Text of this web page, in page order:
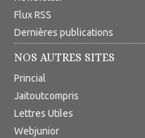
Flux RSS
Dernières publications
NOS AUTRES SITES
Princial
Jaitoutcompris
Lettres Utiles
Webjunior